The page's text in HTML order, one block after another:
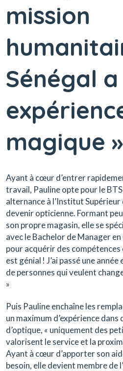
mission
Sénégal
magique »
Ayant à cœur d’entrer
travail, Pauline opte pour le
alternance à l’Institut
devenir opticienne. Formant
son propre magasin, elle se
avec le Bachelor de Manager
pour acquérir des compétences
est génial ! J’ai passé une
de personnes qui veulent
»
Puis Pauline enchaîne les
un maximum d’expérience
d’optique, « uniquement des
valorisent le service et la
Ayant à cœur d’apporter son
besoin, elle devient membre de